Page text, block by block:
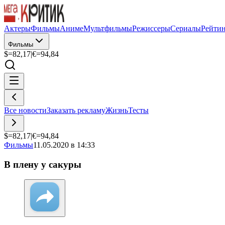
АктерыФильмыАнимеМультфильмыРежиссерыСериалы
Фильмы
$=82,17|€=94,84
Все новостиЗаказать рекламуЖизньТесты
$=82,17|€=94,84
Фильмы11.05.2020 в 14:33
В плену у сакуры